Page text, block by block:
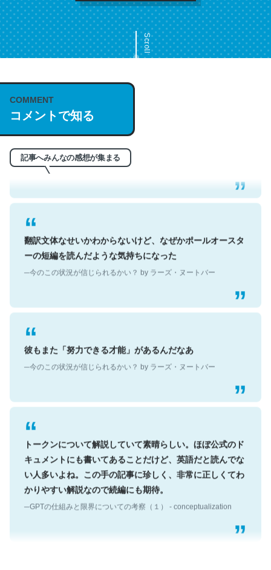
Scroll
COMMENT
コメントで知る
記事へみんなの感想が集まる
これは名文。彼はとてもクレバーなんだろうなと凄く思
─今のこの状況が信じられるかい？ by ラーズ・ヌートバー
翻訳文体なせいかわからないけど、なぜかポールオースタ
ーの短編を読んだような気持ちになった
─今のこの状況が信じられるかい？ by ラーズ・ヌートバー
彼もまた「努力できる才能」があるんだなあ
─今のこの状況が信じられるかい？ by ラーズ・ヌートバー
トークンについて解説していて素晴らしい。ほぼ公式のド
キュメントにも書いてあることだけど、英語だと読んでな
い人多いよね。この手の記事に珍しく、非常に正しくてわ
かりやすい解説なので続編にも期待。
─GPTの仕組みと限界についての考察（１） - conceptualization